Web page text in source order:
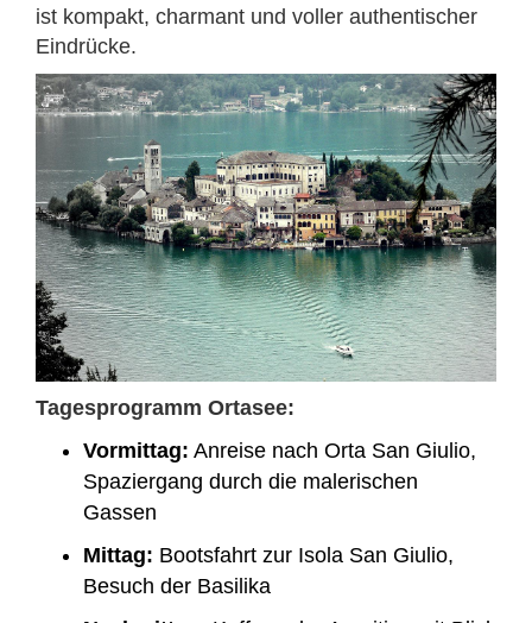
ist kompakt, charmant und voller authentischer
Eindrücke.
Tagesprogramm Ortasee:
Vormittag: Anreise nach Orta San Giulio,
Spaziergang durch die malerischen
Gassen
Mittag: Bootsfahrt zur Isola San Giulio,
Besuch der Basilika